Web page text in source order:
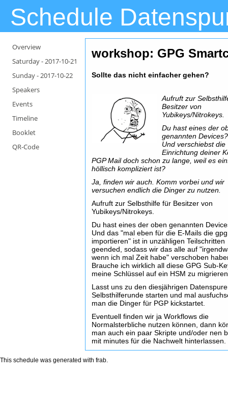
Schedule
Overview
Saturday -2017-10-21
Sunday -2017-10-22
Speakers
Events
Timeline
Booklet
QR-Code
workshop: GPG
Sollte das nicht einfacher gehen?
Aufruft zur
Besitzer von
Yubikeys/Nitrokeys.
Du hast eines der
genannten Devices?
Und verschiebst die
Einrichtung deiner
PGP Mail doch schon zu lange, weil es
höllisch kompliziert ist?
Ja, finden wir auch. Komm vorbei und wir
versuchen endlich die Dinger zu nutzen.
Aufruft zur Selbsthilfe für Besitzer von
Yubikeys/Nitrokeys.
Du hast eines der oben genannten
Und das "mal eben für die E-Mails die
importieren" ist in unzähligen Teilschritten
geended, sodass wir das alle auf
wenn ich mal Zeit habe" verschoben
Brauche ich wirklich all diese GPG Sub-
meine Schlüssel auf ein HSM zu
Lasst uns zu den diesjährigen
Selbsthilferunde starten und mal
man die Dinger für PGP kickstartet.
Eventuell finden wir ja Workflows die
Normalsterbliche nutzen können, dann
man auch ein paar Skripte und/oder nen
mit minutes für die Nachwelt hinterlassen.
This schedule was generated with frab.